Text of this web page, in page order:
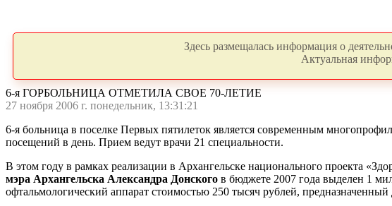
Здесь размещалась информация о
Актуальная
6-я ГОРБОЛЬНИЦА ОТМЕТИЛА СВОЕ 70-ЛЕТИЕ
27 ноября 2006 г. понедельник, 13:31:21
6-я больница в поселке Первых пятилеток является современным
посещений в день. Прием ведут врачи 21 специальности.
В этом году в рамках реализации в Архангельске национального проекта
мэра Архангельска Александра Донского в бюджете 2007 года выделен 1
офтальмологический аппарат стоимостью 250 тысяч рублей, предназначенный